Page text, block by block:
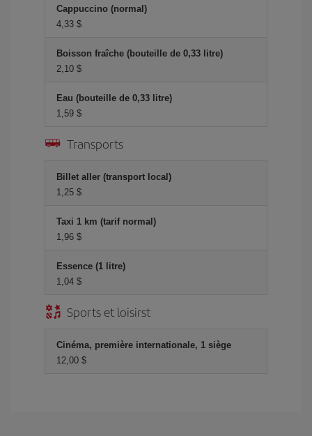
Cappuccino (normal)
4,33 $
Boisson fraîche (bouteille de 0,33 litre)
2,10 $
Eau (bouteille de 0,33 litre)
1,59 $
Transports
Billet aller (transport local)
1,25 $
Taxi 1 km (tarif normal)
1,96 $
Essence (1 litre)
1,04 $
Sports et loisirst
Cinéma, première internationale, 1 siège
12,00 $